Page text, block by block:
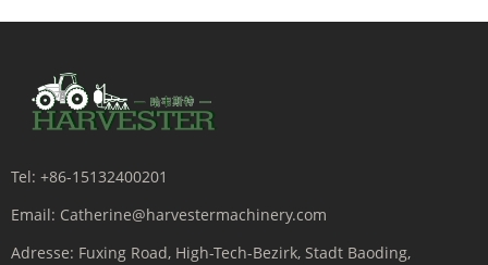
Tel: +86-15132400201
Email: Catherine@harvestermachinery.com
Adresse: Fuxing Road, High-Tech-Bezirk, Stadt Baoding,